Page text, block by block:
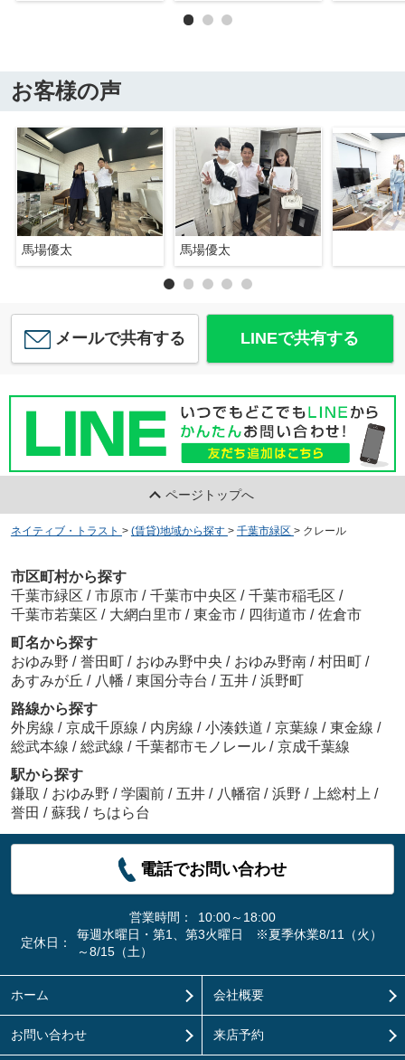
お客様の声
馬場優太 馬場優太
メールで共有する LINEで共有する
ページトップへ
ネイティブ・トラスト > (賃貸)地域から探す > 千葉市緑区 > クレール
市区町村から探す
千葉市緑区 / 市原市 / 千葉市中央区 / 千葉市稲毛区 /
千葉市若葉区 / 大網白里市 / 東金市 / 四街道市 / 佐倉市
町名から探す
おゆみ野 / 誉田町 / おゆみ野中央 / おゆみ野南 / 村田町 /
あすみが丘 / 八幡 / 東国分寺台 / 五井 / 浜野町
路線から探す
外房線 / 京成千原線 / 内房線 / 小湊鉄道 / 京葉線 / 東金線 /
総武本線 / 総武線 / 千葉都市モノレール / 京成千葉線
駅から探す
鎌取 / おゆみ野 / 学園前 / 五井 / 八幡宿 / 浜野 / 上総村上 /
誉田 / 蘇我 / ちはら台
電話でお問い合わせ
営業時間：
10:00～18:00
定休日：
毎週水曜日・第1、第3火曜日 ※夏季休業8/11（火）
～8/15（土）
ホーム 会社概要
お問い合わせ 来店予約